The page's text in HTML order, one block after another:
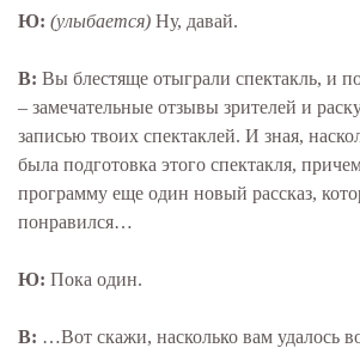
Ю: (улыбается) Ну, давай.
В: Вы блестяще отыграли спектакль, и
– замечательные отзывы зрителей и
записью твоих спектаклей. И зная,
была подготовка этого спектакля,
программу еще один новый рассказ,
понравился…
Ю: Пока один.
В: …Вот скажи, насколько вам удалось